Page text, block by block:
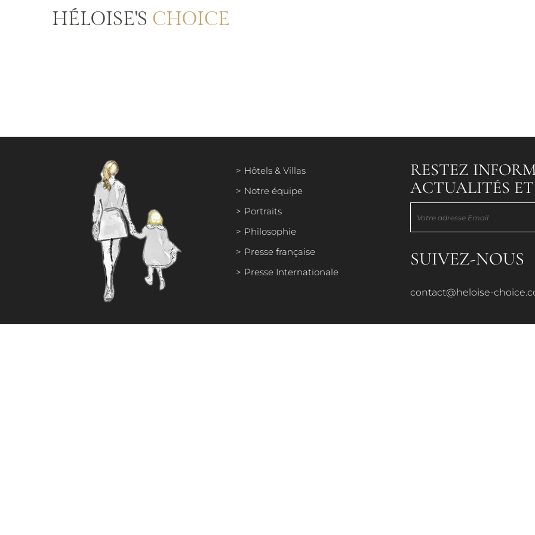
HÉLOISE'S CHOICE
HÔTELS & VILLAS
NOTRE ÉQUIPE
PHILOSOPHIE
Hôtels & Villas
Notre équipe
Portraits
Philosophie
Presse française
Presse Internationale
RESTEZ
ACTUALITÉS
SUIVEZ-NOUS
contact@heloise-